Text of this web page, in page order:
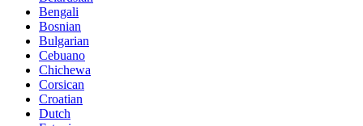
Bengali
Bosnian
Bulgarian
Cebuano
Chichewa
Corsican
Croatian
Dutch